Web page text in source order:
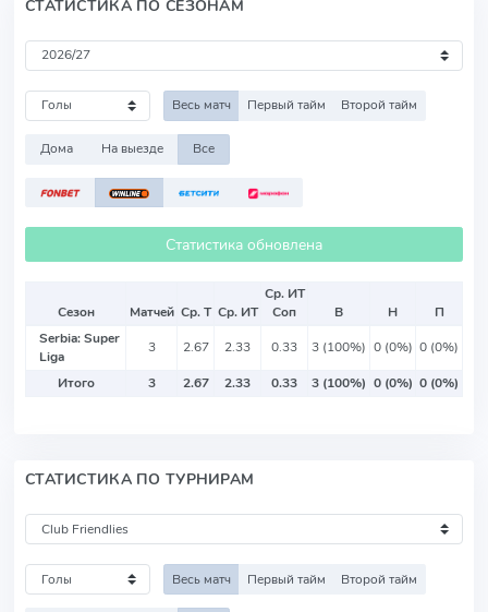
СТАТИСТИКА ПО СЕЗОНАМ
Весь матч Первый тайм Второй тайм
Дома На выезде Все
Статистика обновлена
Сезон Матчей Ср. Т Ср. ИТ
Ср. ИТ
Соп
В Н
П
Serbia: Super
Liga
3 2.67 2.33 0.33 3 (100%) 0 (0%) 0 (0%)
Итого 3 2.67 2.33 0.33 3 (100%) 0 (0%) 0 (0%)
СТАТИСТИКА ПО ТУРНИРАМ
Весь матч Первый тайм Второй тайм